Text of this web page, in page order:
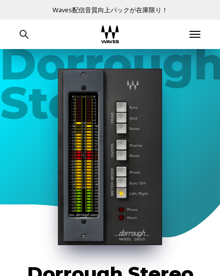
Waves配信音質向上パックが在庫限り！
Stereo